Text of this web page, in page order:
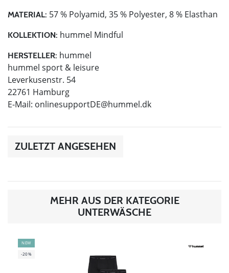
MATERIAL: 57 % Polyamid, 35 % Polyester, 8 % Elasthan
KOLLEKTION: hummel Mindful
HERSTELLER: hummel
hummel sport & leisure
Leverkusenstr. 54
22761 Hamburg
E-Mail: onlinesupportDE@hummel.dk
ZULETZT ANGESEHEN
MEHR AUS DER KATEGORIE
UNTERWÄSCHE
NEW
-20%